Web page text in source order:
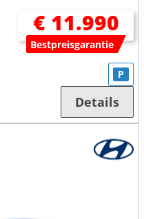
€ 11.990
Bestpreisgarantie
P
Details